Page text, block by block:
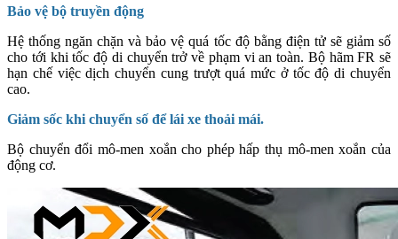
Bảo vệ bộ truyền động
Hệ thống ngăn chặn và bảo vệ quá tốc độ bằng điện tử sẽ giảm số
cho tới khi tốc độ di chuyển trở về phạm vi an toàn. Bộ hãm FR sẽ
hạn chế việc dịch chuyển cung trượt quá mức ở tốc độ di chuyển
cao.
Giảm sốc khi chuyển số để lái xe thoải mái.
Bộ chuyển đổi mô-men xoắn cho phép hấp thụ mô-men xoắn của
động cơ.